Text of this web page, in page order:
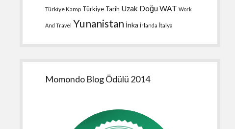
Türkiye Kamp Türkiye Tarih Uzak DoğuWAT Work
And Travel Yunanistan İnka İrlanda İtalya
Momondo Blog Ödülü 2014